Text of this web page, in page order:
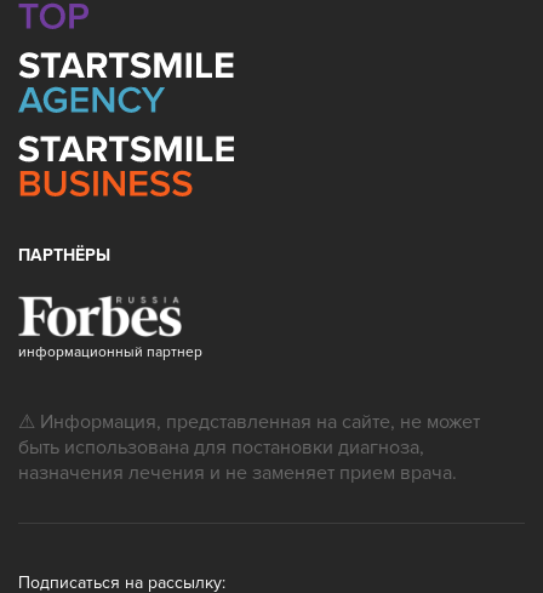
ПАРТНЁРЫ
информационный партнер
⚠ Информация, представленная на сайте, не может
быть использована для постановки диагноза,
назначения лечения и не заменяет прием врача.
Подписаться на рассылку: